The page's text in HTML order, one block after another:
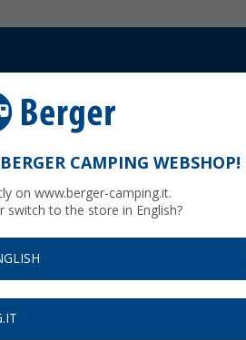
caravan universali
Specchietto
III XL
€
CAMPING WEBSHOP!
on www.berger-camping.it.
switch to the store in English?